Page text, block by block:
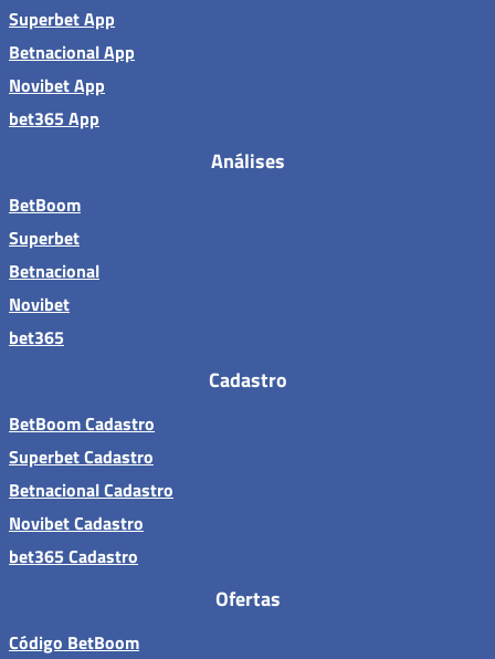
Superbet App
Betnacional App
Novibet App
bet365 App
Análises
BetBoom
Superbet
Betnacional
Novibet
bet365
Cadastro
BetBoom Cadastro
Superbet Cadastro
Betnacional Cadastro
Novibet Cadastro
bet365 Cadastro
Ofertas
Código BetBoom